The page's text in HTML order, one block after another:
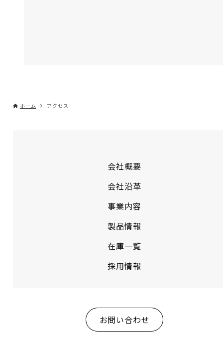
ホーム アクセス
会社概要
会社沿革
事業内容
製品情報
在庫一覧
採用情報
お問い合わせ